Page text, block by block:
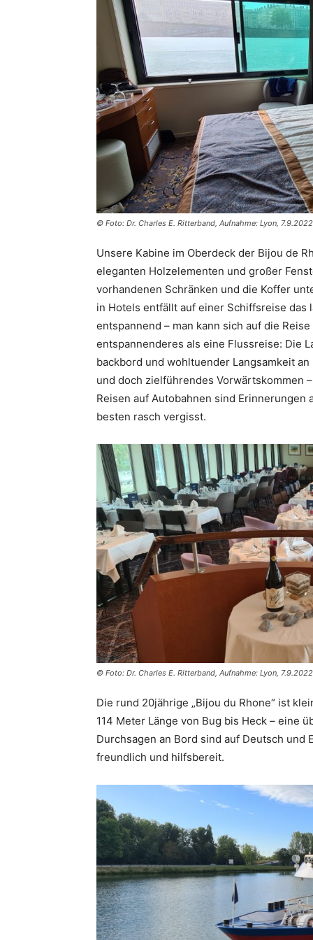
© Foto: Dr. Charles E. Ritterband, Aufnahme: Lyon, 7.9.2022
Unsere Kabine im Oberdeck der Bijou de
eleganten Holzelementen und großer
vorhandenen Schränken und die Koffer
in Hotels entfällt auf einer Schiffsreise das
entspannend – man kann sich auf die
entspannenderes als eine Flussreise: Die
backbord und wohltuender Langsamkeit
und doch zielführendes Vorwärtskommen
Reisen auf Autobahnen sind Erinnerungen
besten rasch vergisst.
© Foto: Dr. Charles E. Ritterband, Aufnahme: Lyon, 7.9.2022
Die rund 20jährige „Bijou du Rhone“ ist
114 Meter Länge von Bug bis Heck – eine
Durchsagen an Bord sind auf Deutsch
freundlich und hilfsbereit.